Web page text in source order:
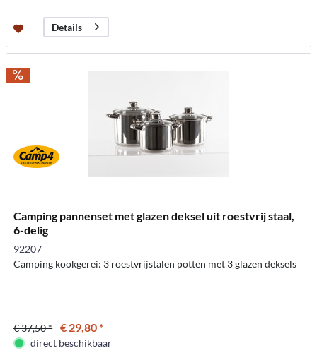
Details
Camping pannenset met glazen deksel uit roestvrij staal,
6-delig
92207
Camping kookgerei: 3 roestvrijstalen potten met 3 glazen deksels
€ 37,50 * € 29,80 *
direct beschikbaar